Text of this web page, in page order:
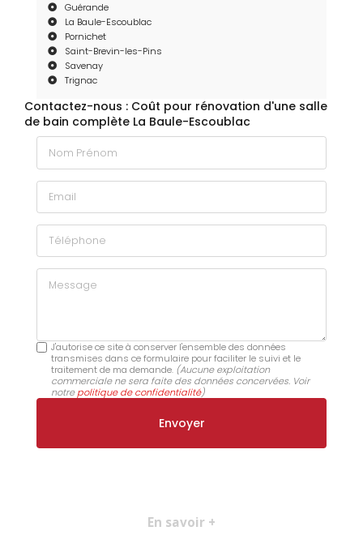
Guérande
La Baule-Escoublac
Pornichet
Saint-Brevin-les-Pins
Savenay
Trignac
Contactez-nous : Coût pour rénovation d'une salle
de bain complète La Baule-Escoublac
Nom Prénom
Email
Téléphone
Message
J'autorise ce site à conserver l'ensemble des données
transmises dans ce formulaire pour faciliter le suivi et le
traitement de ma demande. (Aucune exploitation
commerciale ne sera faite des données concervées. Voir
notrepolitique de confidentialité)
En savoir +